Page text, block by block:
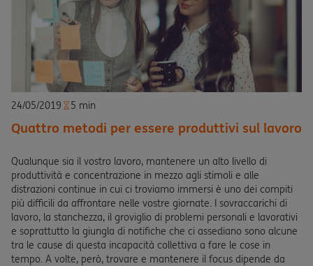
24/05/2019 5 min
Quattro metodi per essere produttivi sul lavoro
Qualunque sia il vostro lavoro, mantenere un alto livello di
produttività e concentrazione in mezzo agli stimoli e alle
distrazioni continue in cui ci troviamo immersi è uno dei compiti
più difficili da affrontare nelle vostre giornate. I sovraccarichi di
lavoro, la stanchezza, il groviglio di problemi personali e lavorativi
e soprattutto la giungla di notifiche che ci assediano sono alcune
tra le cause di questa incapacità collettiva a fare le cose in
tempo. A volte, però, trovare e mantenere il focus dipende da